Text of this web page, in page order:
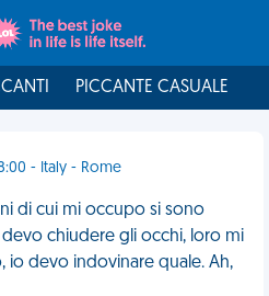
PICCANTE CASUALE
- Italy - Rome
di cui mi occupo si sono
chiudere gli occhi, loro mi
devo indovinare quale. Ah,